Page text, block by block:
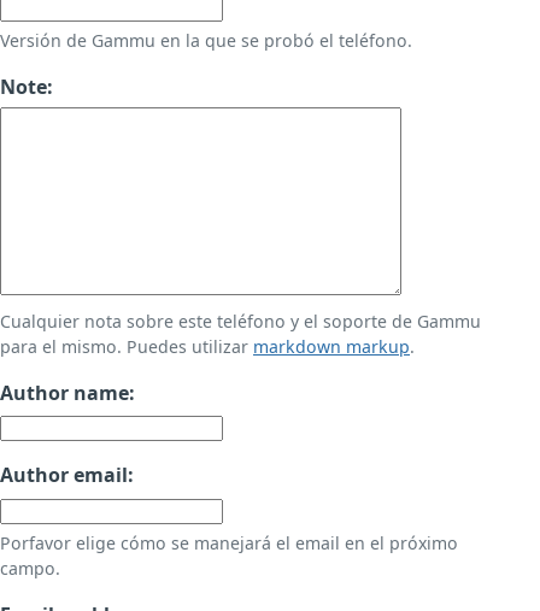
Versión de Gammu en la que se probó el teléfono.
Note:
Cualquier nota sobre este teléfono y el soporte de Gammu
para el mismo. Puedes utilizar markdown markup.
Author name:
Author email:
Porfavor elige cómo se manejará el email en el próximo
campo.